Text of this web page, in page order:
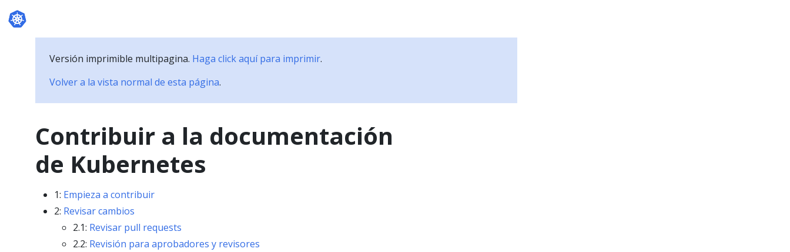
Versión imprimible multipagina. Haga click aquí para imprimir.
Volver a la vista normal de esta página.
Contribuir a la documentación
de Kubernetes
1: Empieza a contribuir
2: Revisar cambios
2.1: Revisar pull requests
2.2: Revisión para aprobadores y revisores